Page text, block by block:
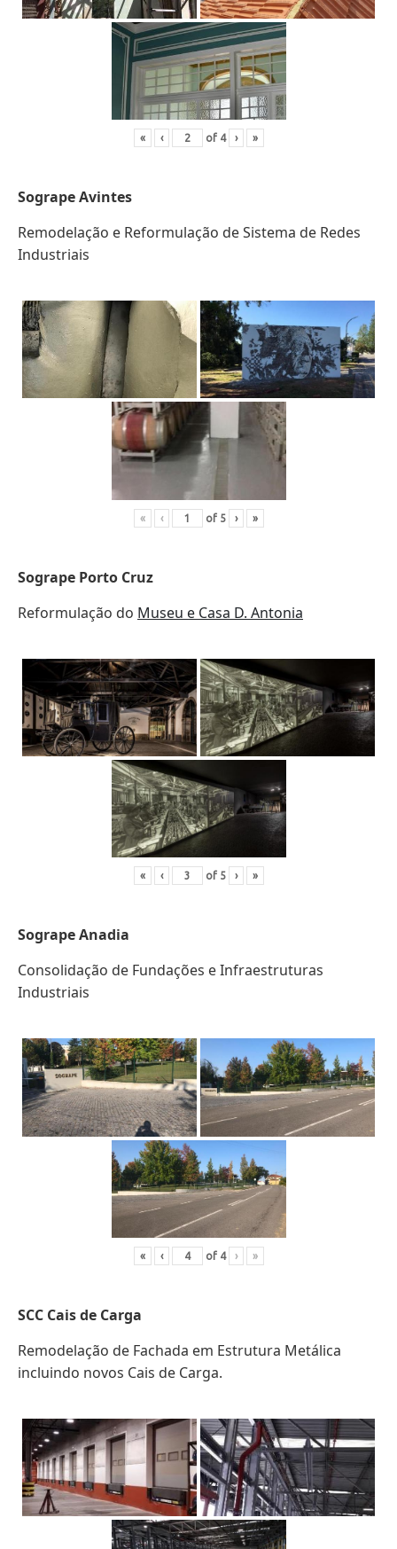
« ‹ of 4 › »
Sogrape Avintes
Remodelação e Reformulação de Sistema de Redes
Industriais
« ‹ of 5 › »
Sogrape Porto Cruz
Reformulação do Museu e Casa D. Antonia
« ‹ of 5 › »
Sogrape Anadia
Consolidação de Fundações e Infraestruturas
Industriais
« ‹ of 4 › »
SCC Cais de Carga
Remodelação de Fachada em Estrutura Metálica
incluindo novos Cais de Carga.